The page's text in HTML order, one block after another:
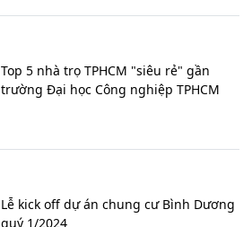
Top 5 nhà trọ TPHCM "siêu rẻ" gần
trường Đại học Công nghiệp TPHCM
Lễ kick off dự án chung cư Bình Dương
quý 1/2024